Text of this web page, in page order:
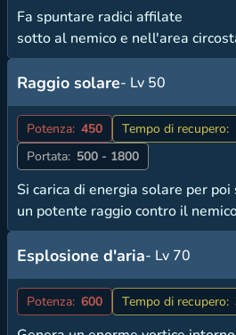
Fa spuntare radici affilate
sotto al nemico e nell'area
Raggio solare- Lv 50
Potenza: 450 Tempo di recupero:
Portata: 500 - 1800
Si carica di energia solare per poi
un potente raggio contro il
Esplosione d'aria- Lv 70
Potenza: 600 Tempo di recupero: